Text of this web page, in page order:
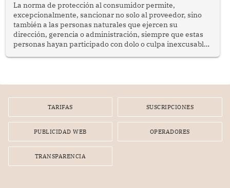
La norma de protección al consumidor permite,
excepcionalmente, sancionar no solo al proveedor, sino
también a las personas naturales que ejercen su
dirección, gerencia o administración, siempre que estas
personas hayan participado con dolo o culpa inexcusable
por la frustrada realización de un meet and greet con
TARIFAS SUSCRIPCIONES
PUBLICIDAD WEB OPERADORES
TRANSPARENCIA